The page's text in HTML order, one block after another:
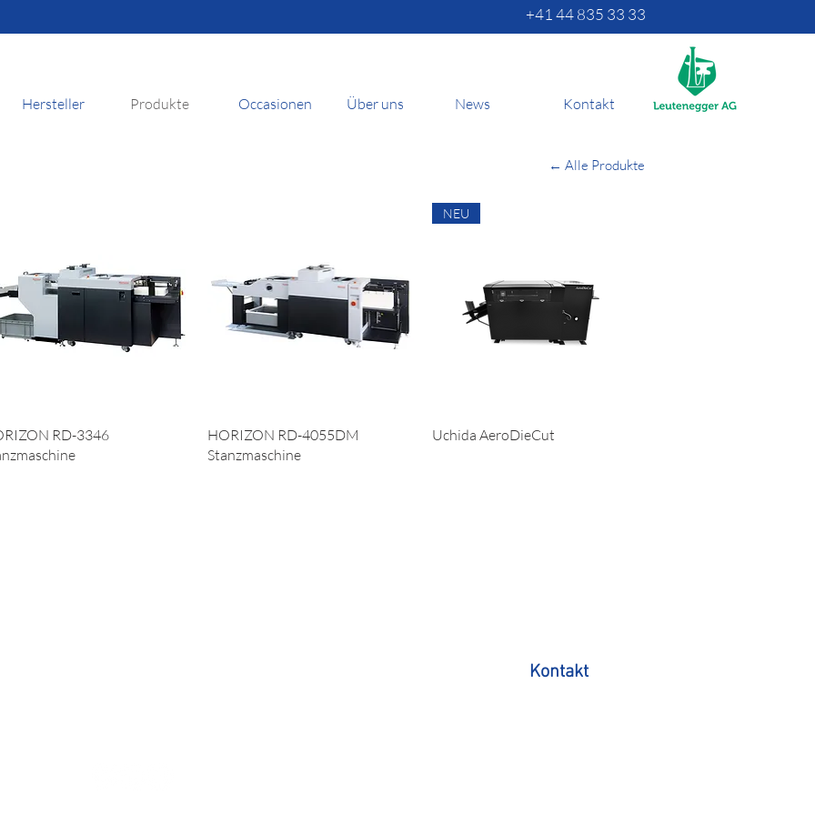
+41 44 835 33 33
Hersteller Produkte Occasionen Über uns News Kontakt
← Alle Produkte
RD-3346
HORIZON RD-4055DM
Stanzmaschine
NEU
Uchida AeroDieCut
Kontakt